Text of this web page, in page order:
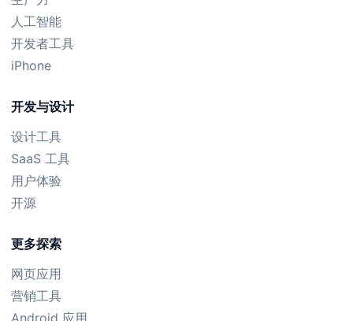
人工智能
开发者工具
iPhone
开发与设计
设计工具
SaaS 工具
用户体验
开源
更多探索
网页应用
营销工具
Android 应用